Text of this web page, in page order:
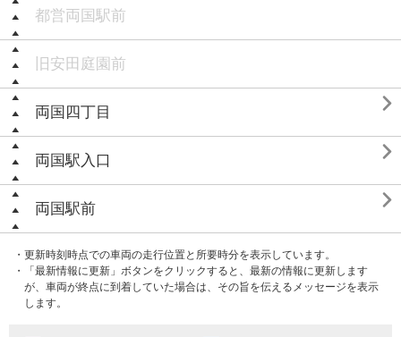
都営両国駅前
旧安田庭園前
両国四丁目 
両国駅入口 
両国駅前 
・更新時刻時点での車両の走行位置と所要時分を表示しています。
・「最新情報に更新」ボタンをクリックすると、最新の情報に更新します
が、車両が終点に到着していた場合は、その旨を伝えるメッセージを表示
します。